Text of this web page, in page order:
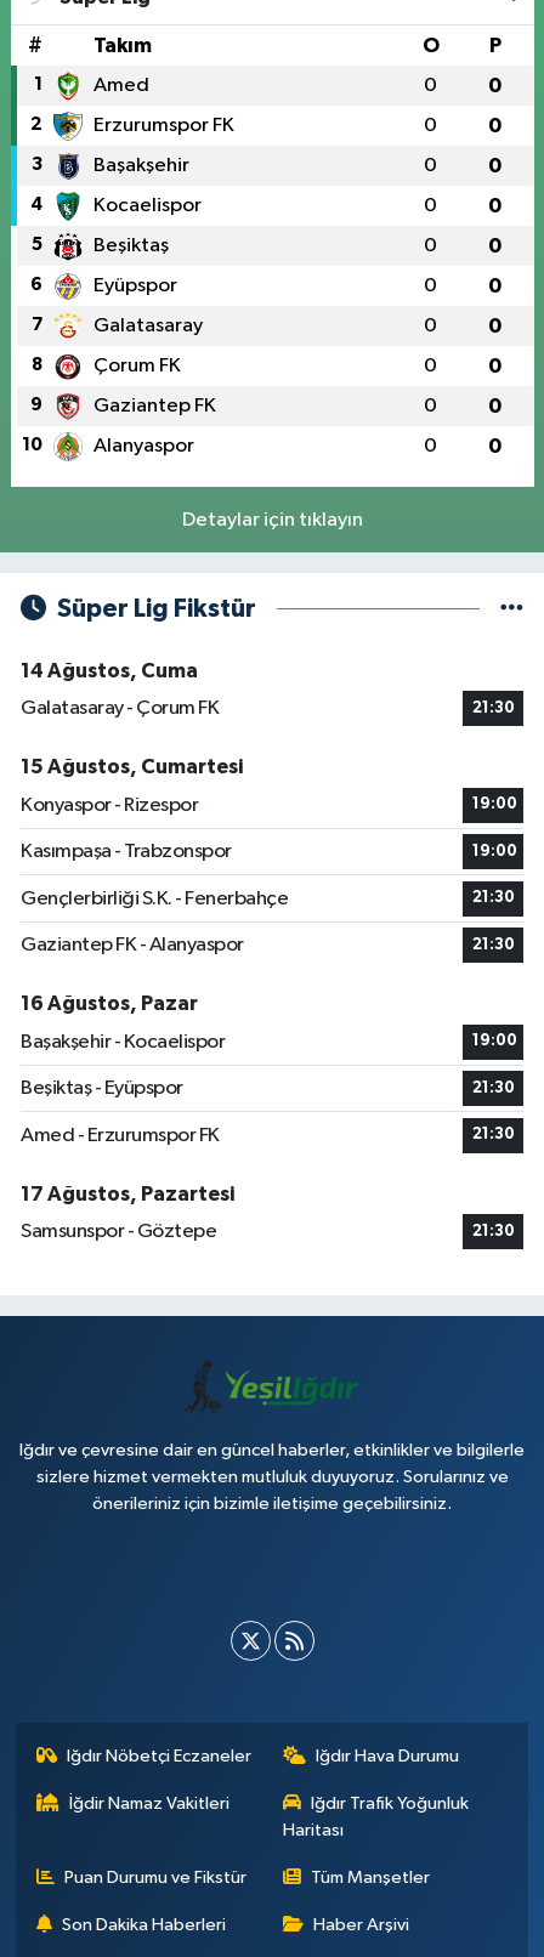
# Takım O P
1 Amed 0 0
2 Erzurumspor FK 0 0
3 Başakşehir 0 0
4 Kocaelispor 0 0
5 Beşiktaş 0 0
6 Eyüpspor 0 0
7 Galatasaray 0 0
8 Çorum FK 0 0
9 Gaziantep FK 0 0
10 Alanyaspor 0 0
Detaylar için tıklayın
Süper Lig Fikstür
14 Ağustos, Cuma
Galatasaray - Çorum FK
21:30
15 Ağustos, Cumartesi
Konyaspor - Rizespor
19:00
Kasımpaşa - Trabzonspor 19:00
Gençlerbirliği S.K. - Fenerbahçe 21:30
Gaziantep FK - Alanyaspor 21:30
16 Ağustos, Pazar
Başakşehir - Kocaelispor
19:00
Beşiktaş - Eyüpspor 21:30
Amed - Erzurumspor FK 21:30
17 Ağustos, Pazartesi
Samsunspor - Göztepe
21:30
Iğdır ve çevresine dair en güncel haberler, etkinlikler ve bilgilerle
sizlere hizmet vermekten mutluluk duyuyoruz. Sorularınız ve
önerileriniz için bizimle iletişime geçebilirsiniz.
Iğdır Nöbetçi Eczaneler Iğdır Hava Durumu
İğdir Namaz Vakitleri
Iğdır Trafik Yoğunluk
Haritası
Puan Durumu ve Fikstür Tüm Manşetler
Son Dakika Haberleri Haber Arşivi